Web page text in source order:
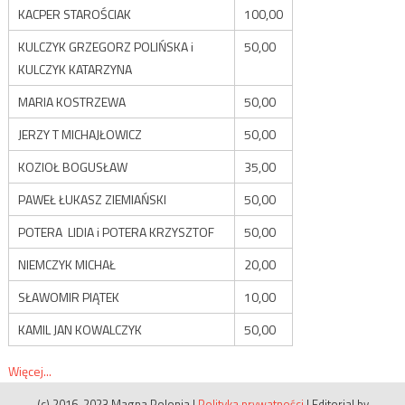
KACPER STAROŚCIAK
100,00
KULCZYK GRZEGORZ POLIŃSKA i
KULCZYK KATARZYNA
50,00
MARIA KOSTRZEWA
50,00
JERZY T MICHAJŁOWICZ
50,00
KOZIOŁ BOGUSŁAW
35,00
PAWEŁ ŁUKASZ ZIEMIAŃSKI
50,00
POTERA LIDIA i POTERA KRZYSZTOF
50,00
NIEMCZYK MICHAŁ
20,00
SŁAWOMIR PIĄTEK
10,00
KAMIL JAN KOWALCZYK
50,00
Więcej...